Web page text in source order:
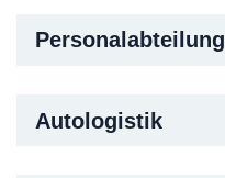
Personalabteilung
Autologistik